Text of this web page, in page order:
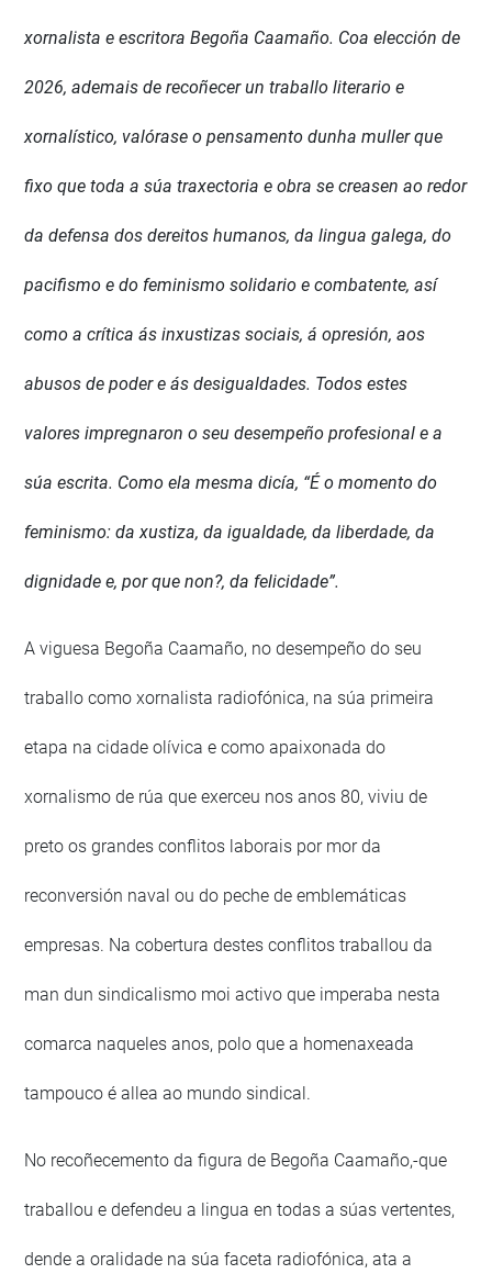
xornalista e escritora Begoña Caamaño. Coa elección de
2026, ademais de recoñecer un traballo literario e
xornalístico, valórase o pensamento dunha muller que
fixo que toda a súa traxectoria e obra se creasen ao redor
da defensa dos dereitos humanos, da lingua galega, do
pacifismo e do feminismo solidario e combatente, así
como a crítica ás inxustizas sociais, á opresión, aos
abusos de poder e ás desigualdades. Todos estes
valores impregnaron o seu desempeño profesional e a
súa escrita. Como ela mesma dicía, “É o momento do
feminismo: da xustiza, da igualdade, da liberdade, da
dignidade e, por que non?, da felicidade”.
A viguesa Begoña Caamaño, no desempeño do seu
traballo como xornalista radiofónica, na súa primeira
etapa na cidade olívica e como apaixonada do
xornalismo de rúa que exerceu nos anos 80, viviu de
preto os grandes conflitos laborais por mor da
reconversión naval ou do peche de emblemáticas
empresas. Na cobertura destes conflitos traballou da
man dun sindicalismo moi activo que imperaba nesta
comarca naqueles anos, polo que a homenaxeada
tampouco é allea ao mundo sindical.
No recoñecemento da figura de Begoña Caamaño,-que
traballou e defendeu a lingua en todas a súas vertentes,
dende a oralidade na súa faceta radiofónica, ata a